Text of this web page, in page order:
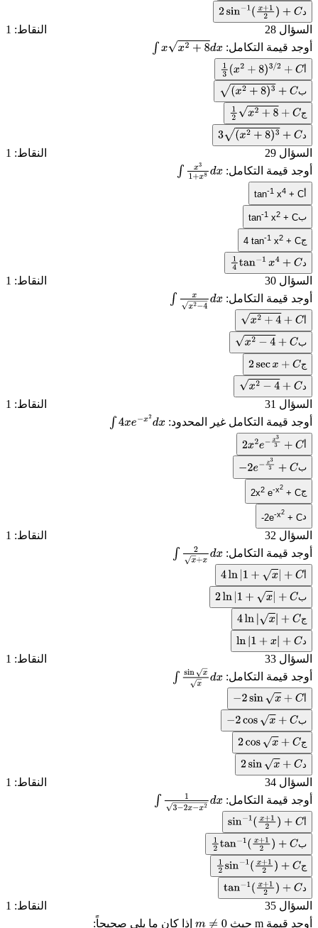
2sin− (x+12)+ C
السؤال 28
النقاط: 1
أوجد قيمة التكامل:
∫ xx 2 +8 x
1 3(x +8 )3/2 +
ب
(x 2+ 3
C
ج
1 2x 2+ + C
3(x 2+8 3+ C
السؤال 29
النقاط: 1
أوجد قيمة التكامل:
x31+ x8d
tan-1x4 + C
ب tan-1x2 + C
ج 4 tan-1x2 + C
1 4tan x4 C
السؤال 30
النقاط: 1
أوجد قيمة التكامل:
∫ x2−4dx
x 2+ + C
ب
x 2−
C
ج
2sec x+C
x 2− C
السؤال 31
النقاط: 1
أوجد قيمة التكامل غير المحدود:
∫ 4xe− dx
2x 2e x3 3+C
ب
−2e− x3 + C
ج
2x2 e-x + C
-2e-x + C
السؤال 32
النقاط: 1
أوجد قيمة التكامل:
∫ 2x+xd x
4ln| 1 + |
C
ب
2ln| 1 + |
C
ج
4ln| x|+ C
ln |1+x| +C
السؤال 33
النقاط: 1
أوجد قيمة التكامل:
∫ sinxxdx
−2 sinx +C
ب
2cosx +C
ج
2cos x+C
2sinx+ C
السؤال 34
النقاط: 1
أوجد قيمة التكامل:
∫ 13−2x−x2 dx
sin 1(x+12 )+
C
ب
1 2tan (x+12 )+
C
ج
12sin 1(x+12)
C
tan (x+12 )+ C
السؤال 35
النقاط: 1
أوجد قيمة mحيث إذا كان ما يلي صحيحاً: